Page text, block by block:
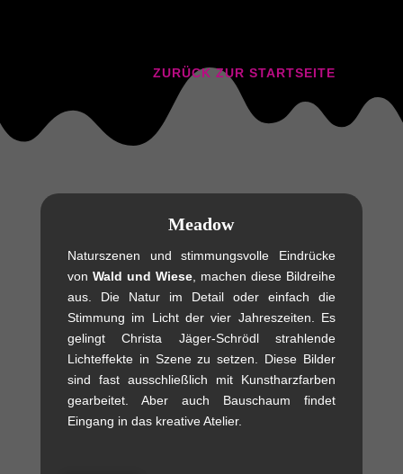
ZURÜCK ZUR STARTSEITE
Meadow
Naturszenen und stimmungsvolle Eindrücke
von Wald und Wiese , machen diese Bildreihe
aus. Die Natur im Detail oder einfach die
Stimmung im Licht der vier Jahreszeiten. Es
gelingt Christa Jäger-Schrödl strahlende
Lichteffekte in Szene zu setzen. Diese Bilder
sind fast ausschließlich mit Kunstharzfarben
gearbeitet. Aber auch Bauschaum findet
Eingang in das kreative Atelier.